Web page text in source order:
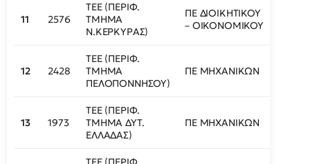
11 2576
ΤΕΕ (ΠΕΡΙΦ.
ΤΜΗΜΑ
Ν.ΚΕΡΚΥΡΑΣ)
ΠΕ ΔΙΟΙΚΗΤΙΚΟΥ
– ΟΙΚΟΝΟΜΙΚΟΥ
12 2428
ΤΕΕ (ΠΕΡΙΦ.
ΤΜΗΜΑ
ΠΕΛΟΠΟΝΝΗΣΟΥ)
ΠΕ ΜΗΧΑΝΙΚΩΝ
13 1973
ΤΕΕ (ΠΕΡΙΦ.
ΤΜΗΜΑ ΔΥΤ.
ΕΛΛΑΔΑΣ)
ΠΕ ΜΗΧΑΝΙΚΩΝ